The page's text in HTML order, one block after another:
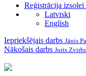
Reģistrācija
Latviski
English
Iepriekšējais darbs Jānis
Nākošais darbs Juris